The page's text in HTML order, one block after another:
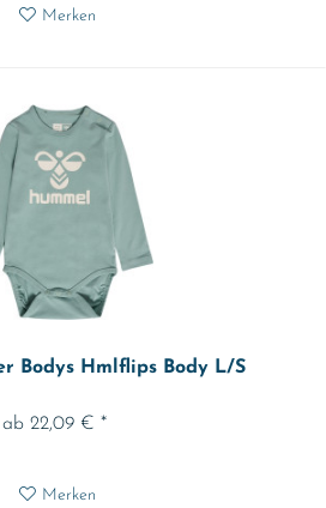
Merken
Bodys Hmlflips Body L/S
ab 22,09 € *
Merken